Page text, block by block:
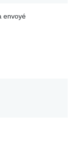
envoyé